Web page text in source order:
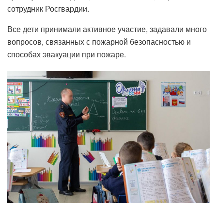
сотрудник Росгвардии.
Все дети принимали активное участие, задавали много
вопросов, связанных с пожарной безопасностью и
способах эвакуации при пожаре.